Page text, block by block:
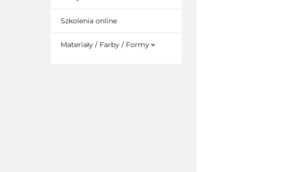
Szkolenia online
Materiały / Farby / Formy